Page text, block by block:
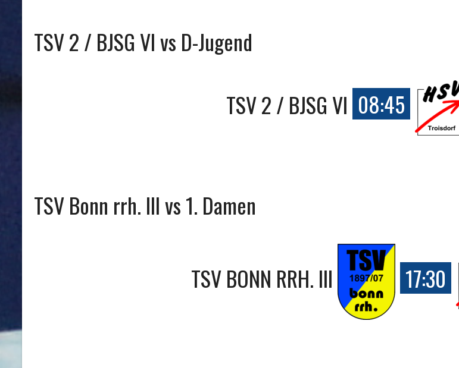
TSV 2 / BJSG VI vs D-Jugend
TSV 2 / BJSG VI 08:45
TSV Bonn rrh. III vs 1. Damen
TSV BONN RRH. III 17:30